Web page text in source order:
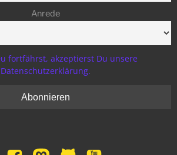
Anrede
fortfährst, akzeptierst Du unsere
Datenschutzerklärung.